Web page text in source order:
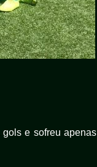
e sofreu apenas